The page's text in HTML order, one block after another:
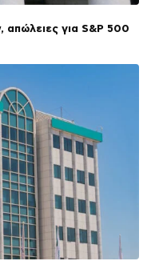
για S&P 500